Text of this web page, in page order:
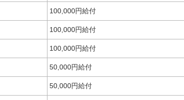
100,000円給付
100,000円給付
100,000円給付
50,000円給付
50,000円給付